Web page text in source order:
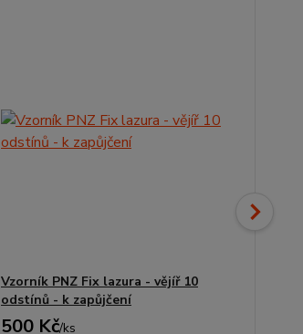
Vzorník PNZ Fix lazura - vějíř 10
odstínů - k zapůjčení
500 Kč/ks